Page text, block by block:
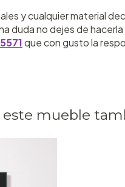
y cualquier material
duda no dejes de
que con gusto la
este mueble